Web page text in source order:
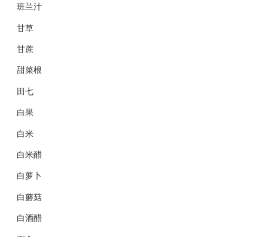
班兰汁
甘草
甘蔗
甜菜根
田七
白果
白米
白米醋
白萝卜
白蘑菇
白酒醋